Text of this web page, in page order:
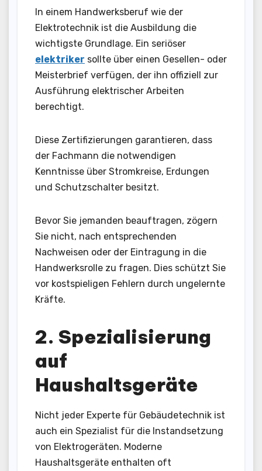
In einem Handwerksberuf wie der
Elektrotechnik ist die Ausbildung die
wichtigste Grundlage. Ein seriöser
elektriker sollte über einen Gesellen- oder
Meisterbrief verfügen, der ihn offiziell zur
Ausführung elektrischer Arbeiten
berechtigt.
Diese Zertifizierungen garantieren, dass
der Fachmann die notwendigen
Kenntnisse über Stromkreise, Erdungen
und Schutzschalter besitzt.
Bevor Sie jemanden beauftragen, zögern
Sie nicht, nach entsprechenden
Nachweisen oder der Eintragung in die
Handwerksrolle zu fragen. Dies schützt Sie
vor kostspieligen Fehlern durch ungelernte
Kräfte.
2. Spezialisierung
auf
Haushaltsgeräte
Nicht jeder Experte für Gebäudetechnik ist
auch ein Spezialist für die Instandsetzung
von Elektrogeräten. Moderne
Haushaltsgeräte enthalten oft